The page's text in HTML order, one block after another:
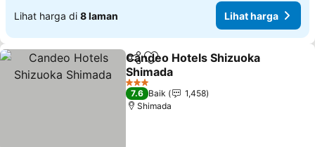
Lihat harga di 8 laman Lihat harga
KongsiTambah ke favorit
Candeo Hotels Shizuoka
Shimada
3 Bintang
7.6 Baik
1,458
Shimada